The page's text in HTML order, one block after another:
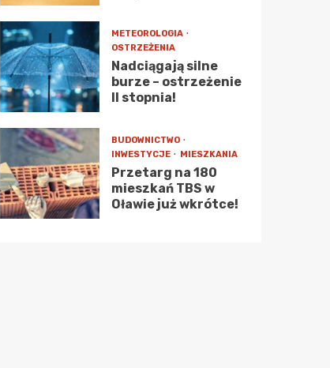
METEOROLOGIA
OSTRZEŻENIA
Nadciągają silne
burze – ostrzeżenie
II stopnia!
BUDOWNICTWO
INWESTYCJE
MIESZKANIA
Przetarg na 180
mieszkań TBS w
Oławie już wkrótce!